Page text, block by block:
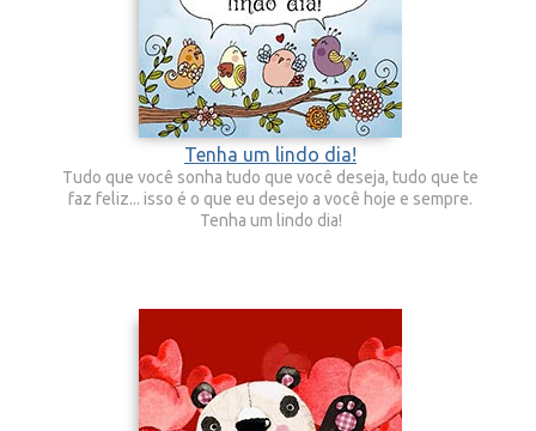
Tenha um lindo dia!
Tudo que você sonha tudo que você deseja, tudo que te
faz feliz... isso é o que eu desejo a você hoje e sempre.
Tenha um lindo dia!